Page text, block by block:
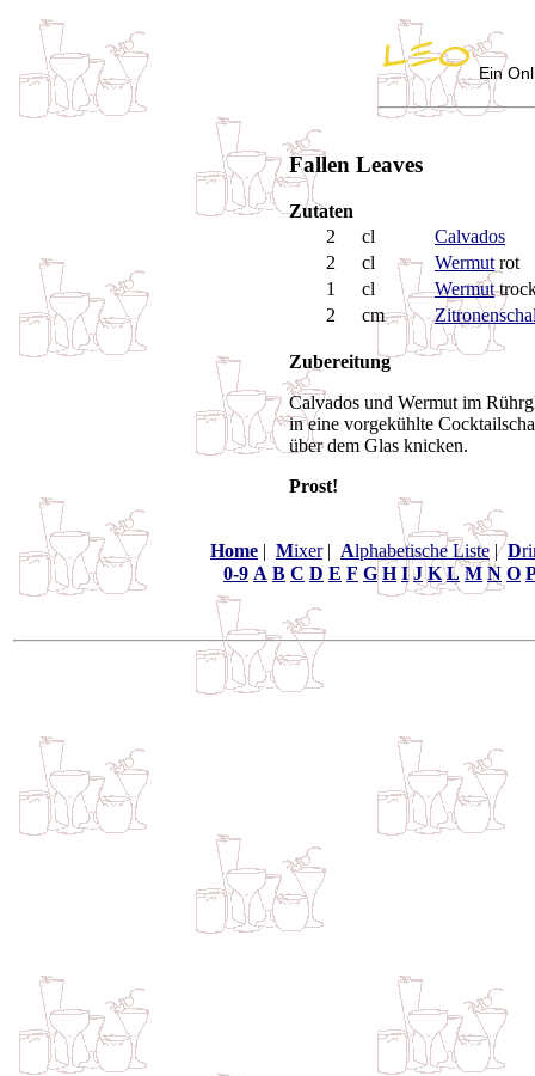
Ein
Fallen Leaves
Zutaten
2
cl
Calvados
2
cl Wermut rot
1
cl Wermut
2
cm
Zubereitung
Calvados und Wermut im
in eine vorgekühlte
über dem Glas knicken.
Prost!
Home | Mixer| Alphabetische Liste |D
0-9 A B C D E F G H I J K L M N O